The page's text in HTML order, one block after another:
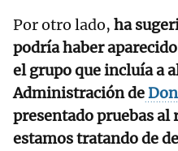
Por otro lado, ha
podría haber
el grupo que incluía a
Administración de
presentado pruebas al
estamos tratando de